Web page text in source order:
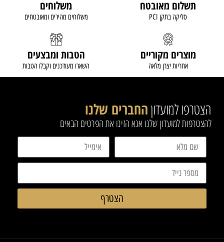
תשלום מאובטח
סליקה בתקן PCI
משלוחים
משלוחים מהירים ומאובטחים
מוצרים מקוריים
אחריות יצרן מלאה
הטבות ומבצעים
השארו מעודכנים וקבלו הטבות
הצטרפו למועדוןהחברים שלנו
להצטרפות למועדון שלנו אנא הזינו את הפרטים הבאים
הצטרף